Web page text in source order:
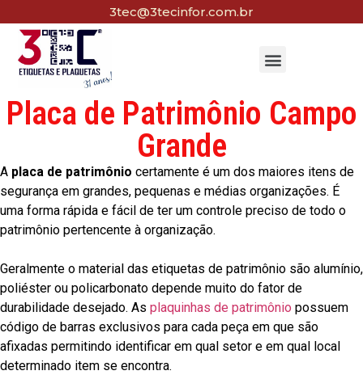
3tec@3tecinfor.com.br
Placa de Patrimônio Campo
Grande
A placa de patrimônio certamente é um dos maiores itens de
segurança em grandes, pequenas e médias organizações. É
uma forma rápida e fácil de ter um controle preciso de todo o
patrimônio pertencente à organização.
Geralmente o material das etiquetas de patrimônio são alumínio,
poliéster ou policarbonato depende muito do fator de
durabilidade desejado. As plaquinhas de patrimônio possuem
código de barras exclusivos para cada peça em que são
afixadas permitindo identificar em qual setor e em qual local
determinado item se encontra.